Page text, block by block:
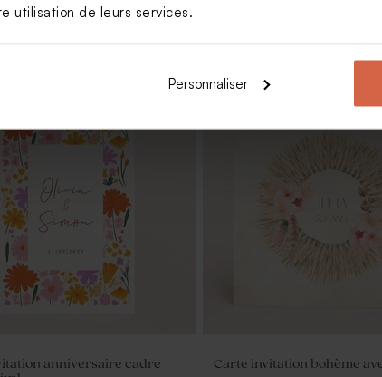
utilisation de leurs services.
Personnaliser
vent fête blanc et son crayon
anniversaire cadre
Carte invitation bohème